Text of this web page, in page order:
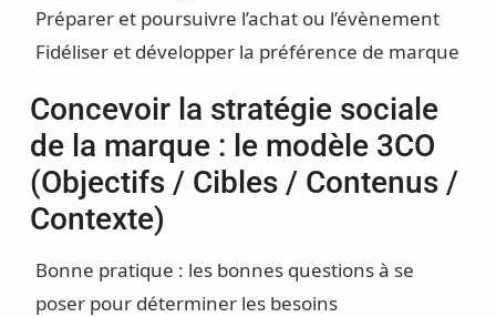
Préparer et poursuivre l’achat ou l’évènement
Fidéliser et développer la préférence de marque
Concevoir la stratégie sociale
de la marque : le modèle 3CO
(Objectifs / Cibles / Contenus /
Contexte)
Bonne pratique : les bonnes questions à se
poser pour déterminer les besoins